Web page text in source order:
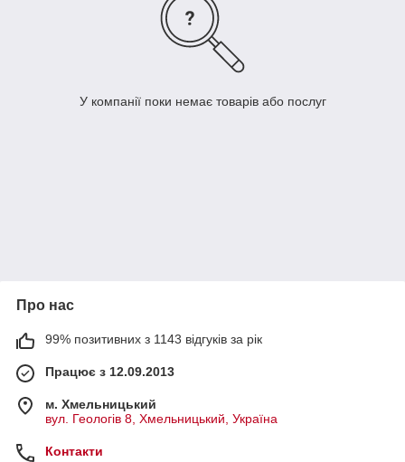
У компанії поки немає товарів або послуг
Про нас
99% позитивних з 1143 відгуків за рік
Працює з 12.09.2013
м. Хмельницький
вул. Геологів 8, Хмельницький, Україна
Контакти